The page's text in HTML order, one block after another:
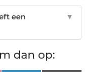
een
▼
dan op: